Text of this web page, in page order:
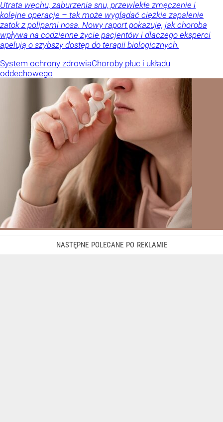
Utrata węchu, zaburzenia snu, przewlekłe zmęczenie i
kolejne operacje – tak może wyglądać ciężkie zapalenie
zatok z polipami nosa. Nowy raport pokazuje, jak choroba
wpływa na codzienne życie pacjentów i dlaczego eksperci
apelują o szybszy dostęp do terapii biologicznych.
System ochrony zdrowiaChoroby płuc i układu
oddechowego